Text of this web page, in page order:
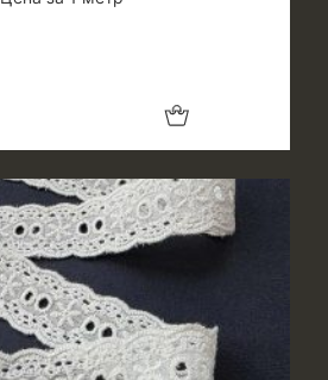
Добавить в корзину